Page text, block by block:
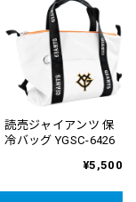
読売ジャイアンツ 保
冷バッグ YGSC-6426
¥5,500